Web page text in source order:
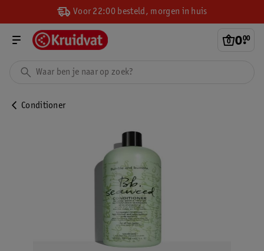
Voor 22:00 besteld, morgen in huis
0.
00
Conditioner